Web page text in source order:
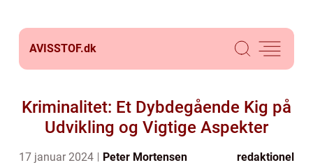
AVISSTOF.dk
Kriminalitet: Et Dybdegående Kig på
Udvikling og Vigtige Aspekter
17 januar 2024 Peter Mortensen redaktionel